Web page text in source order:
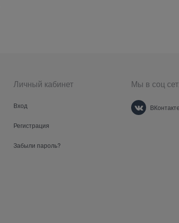
Личный кабинет
Вход
Регистрация
Забыли пароль?
Мы в соц